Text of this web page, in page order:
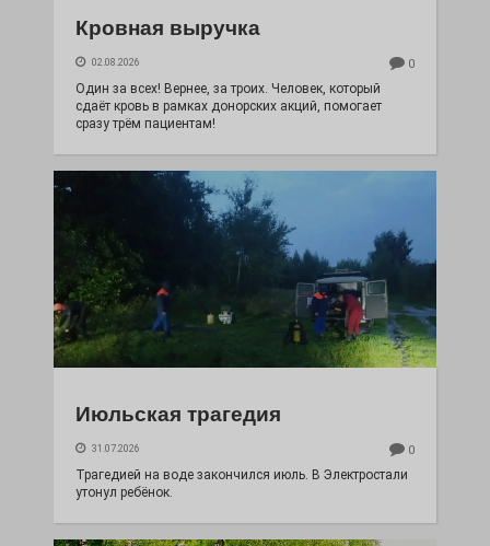
Кровная выручка
02.08.2026 0
Один за всех! Вернее, за троих. Человек, который
сдаёт кровь в рамках донорских акций, помогает
сразу трём пациентам!
Июльская трагедия
31.07.2026 0
Трагедией на воде закончился июль. В Электростали
утонул ребёнок.